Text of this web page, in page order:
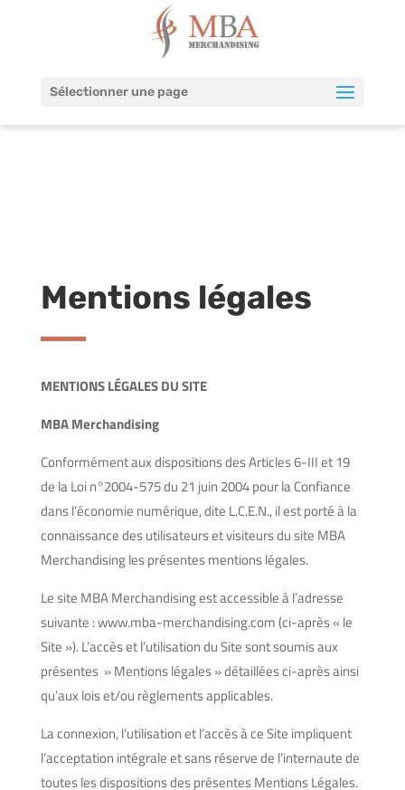
Sélectionner une page
Mentions légales
MENTIONS LÉGALES DU SITE
MBA Merchandising
Conformément aux dispositions des Articles 6-III et 19
de la Loi n°2004-575 du 21 juin 2004 pour la Confiance
dans l’économie numérique, dite L.C.E.N., il est porté à la
connaissance des utilisateurs et visiteurs du site MBA
Merchandising les présentes mentions légales.
Le site MBA Merchandising est accessible à l’adresse
suivante : www.mba-merchandising.com (ci-après « le
Site »). L’accès et l’utilisation du Site sont soumis aux
présentes » Mentions légales » détaillées ci-après ainsi
qu’aux lois et/ou règlements applicables.
La connexion, l’utilisation et l’accès à ce Site impliquent
l’acceptation intégrale et sans réserve de l’internaute de
toutes les dispositions des présentes Mentions Légales.